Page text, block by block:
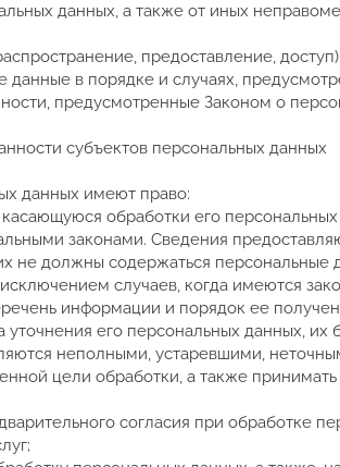
данных, а также от иных
предоставление,
данные в порядке и случаях,
предусмотренные Законом о
субъектов персональных данных
данных имеют право:
обработки его
законами. Сведения
не должны содержаться персональные
случаев, когда имеются
информации и порядок ее
уточнения его персональных данных,
неполными, устаревшими,
цели обработки, а также
согласия при обработке